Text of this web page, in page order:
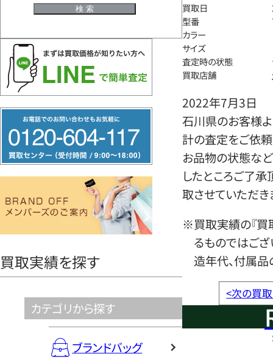
リ
ー
ヤ
買取実績を探す
カテゴリから探す
ブランドバッグ
買取日
型番
カラー
サイズ
査定時の状態
買取店舗
2022年7月3日
石川県のお客様
計の査定をご依頼
お品物の状態など
したところご了
取させていただき
※買取実績の『買
るものではござ
造年代、付属品
<次の買